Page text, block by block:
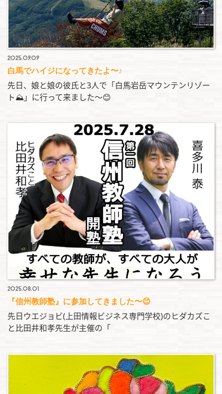
2025.09.09
白馬でハイジになってきたよ〜♪
先日、娘と娘の彼氏と3人で「白馬岩岳マウンテンリゾー
ト⛰️」に行って来ました〜😊
2025.08.01
『信州教師塾』に参加してきました〜😊
先日ウエジョビ(上田情報ビジネス専門学校)のヒダカズこ
と比田井和孝先生が主催の「